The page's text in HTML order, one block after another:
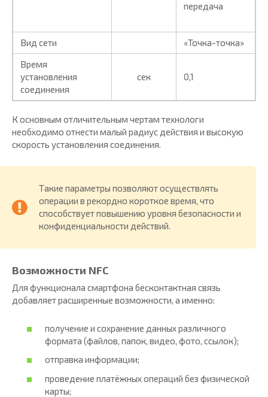
передача
Вид сети
«Точка-точка»
Время
установления
соединения
сек 0,1
К основным отличительным чертам технологи
необходимо отнести малый радиус действия и высокую
скорость установления соединения.
Такие параметры позволяют осуществлять
операции в рекордно короткое время, что
способствует повышению уровня безопасности и
конфиденциальности действий.
Возможности NFC
Для функционала смартфона бесконтактная связь
добавляет расширенные возможности, а именно:
получение и сохранение данных различного
формата (файлов, папок, видео, фото, ссылок);
отправка информации;
проведение платёжных операций без физической
карты;